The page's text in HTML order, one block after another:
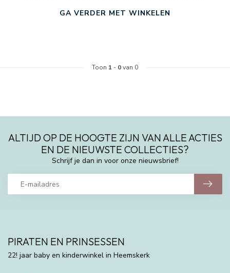
GA VERDER MET WINKELEN
Toon 1 - 0van 0
ALTIJD OP DE HOOGTE ZIJN VAN ALLE ACTIES
EN DE NIEUWSTE COLLECTIES?
Schrijf je dan in voor onze nieuwsbrief!
PIRATEN EN PRINSESSEN
22! jaar baby en kinderwinkel in Heemskerk